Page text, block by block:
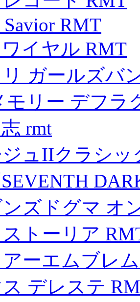
Savior RMT
イヤル RMT
ガールズバ
モリー デフラ
rmt
ジュIIクラシ
ンズドグマ オ
トーリア
ーエムブレ
デレステ